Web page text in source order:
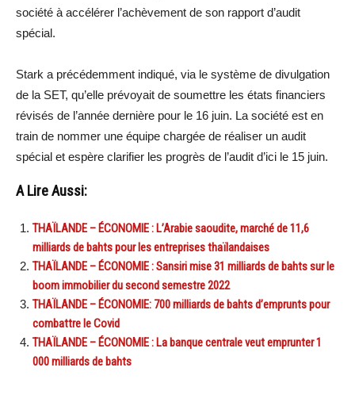
société à accélérer l’achèvement de son rapport d’audit
spécial.
Stark a précédemment indiqué, via le système de divulgation
de la SET, qu’elle prévoyait de soumettre les états financiers
révisés de l’année dernière pour le 16 juin. La société est en
train de nommer une équipe chargée de réaliser un audit
spécial et espère clarifier les progrès de l’audit d’ici le 15 juin.
A Lire Aussi:
THAÏLANDE – ÉCONOMIE : L’Arabie saoudite, marché de 11,6
milliards de bahts pour les entreprises thaïlandaises
THAÏLANDE – ÉCONOMIE : Sansiri mise 31 milliards de bahts sur le
boom immobilier du second semestre 2022
THAÏLANDE – ÉCONOMIE: 700 milliards de bahts d’emprunts pour
combattre le Covid
THAÏLANDE – ÉCONOMIE : La banque centrale veut emprunter 1
000 milliards de bahts